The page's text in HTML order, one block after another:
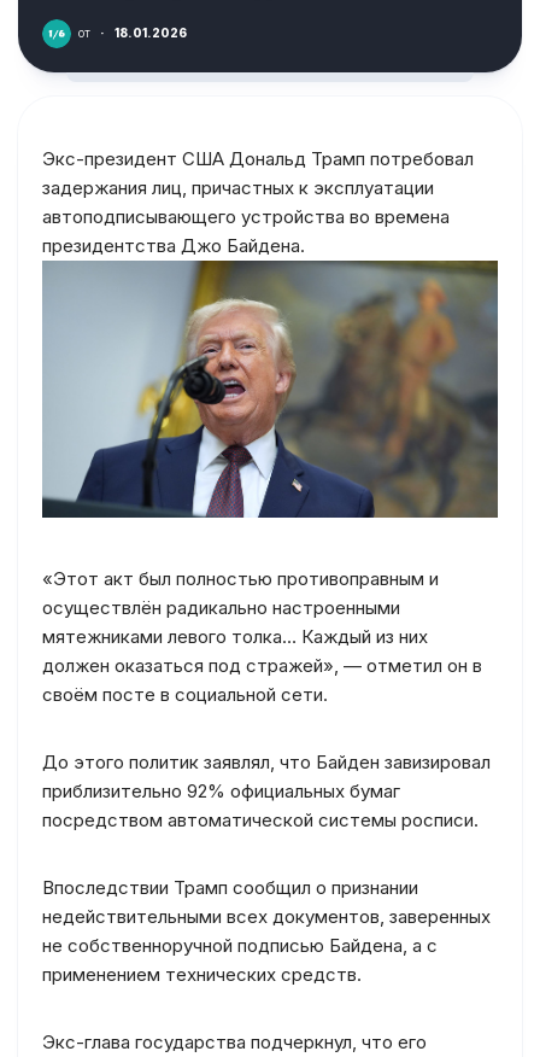
от · 18.01.2026
Экс-президент США Дональд Трамп потребовал
задержания лиц, причастных к эксплуатации
автоподписывающего устройства во времена
президентства Джо Байдена.
«Этот акт был полностью противоправным и
осуществлён радикально настроенными
мятежниками левого толка… Каждый из них
должен оказаться под стражей», — отметил он в
своём посте в социальной сети.
До этого политик заявлял, что Байден завизировал
приблизительно 92% официальных бумаг
посредством автоматической системы росписи.
Впоследствии Трамп сообщил о признании
недействительными всех документов, заверенных
не собственноручной подписью Байдена, а с
применением технических средств.
Экс-глава государства подчеркнул, что его